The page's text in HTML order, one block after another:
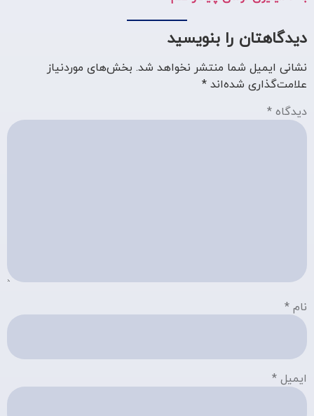
دیدگاهتان را بنویسید
نشانی ایمیل شما منتشر نخواهد شد. بخش‌های موردنیاز
علامت‌گذاری شده‌اند *
دیدگاه *
نام *
ایمیل *